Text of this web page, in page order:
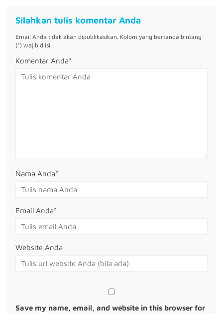
Silahkan tulis komentar Anda
Email Anda tidak akan dipublikasikan. Kolom yang bertanda bintang
(*) wajib diisi.
Komentar Anda*
Nama Anda*
Email Anda*
Website Anda
Save my name, email, and website in this browser for